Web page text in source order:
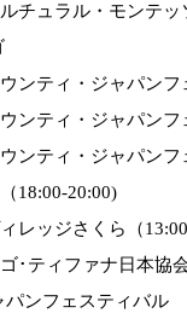
チュラル・モンテ
ンティ・ジャパンフ
ンティ・ジャパンフ
ンティ・ジャパンフ
18:00-20:00)
ッジさくら（
ティファナ日本協会
ンフェスティバル